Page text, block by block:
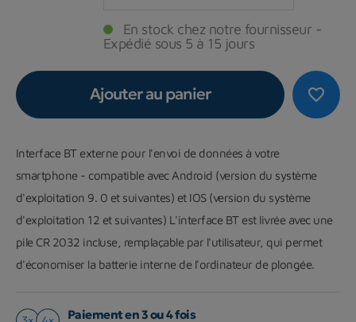
En stock chez notre fournisseur -
Expédié sous 5 à 15 jours
favorite_border
Ajouter au panier
Interface BT externe pour l'envoi de données à votre
smartphone - compatible avec Android (version du système
d'exploitation 9. 0 et suivantes) et IOS (version du système
d'exploitation 12 et suivantes) L'interface BT est livrée avec une
pile CR 2032 incluse, remplaçable par l'utilisateur, qui permet
d'économiser la batterie interne de l'ordinateur de plongée.
Paiement en 3 ou 4 fois